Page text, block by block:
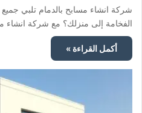
شركة انشاء مسابح بالدمام تلبي
الفخامة إلى منزلك؟ مع شركة انشاء
أكمل القراءة »